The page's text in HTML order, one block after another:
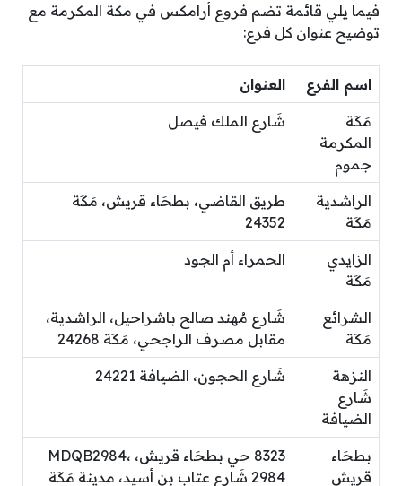
فيما يلي قائمة تضم فروع أرامكس في مكة المكرمة مع
توضيح عنوان كل فرع:
اسم الفرع العنوان
مَكَة
المكرمة
جموم
شَارع الملك فيصل
الراشدية
مَكَة
طريق القاضي، بطحَاء قريش، مَكَة
24352
الزايدي
مَكَة
الحمراء أم الجود
الشرائع
مَكَة
شَارع مُهند صالح باشراحيل، الراشدية،
مقابل مصرف الراجحي، مَكَة 24268
النزهة
شَارع
الضيافة
شَارع الحجون، الضيافة 24221
بطحَاء
قريش
8323 حي بطحَاء قريش، MDQB2984،
2984 شَارع عتاب بن أسيد، مدينة مَكَة